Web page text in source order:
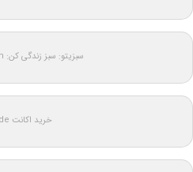
سبزیتو: سبز زندگی کن: Sabzito.com
خرید اکانت claude